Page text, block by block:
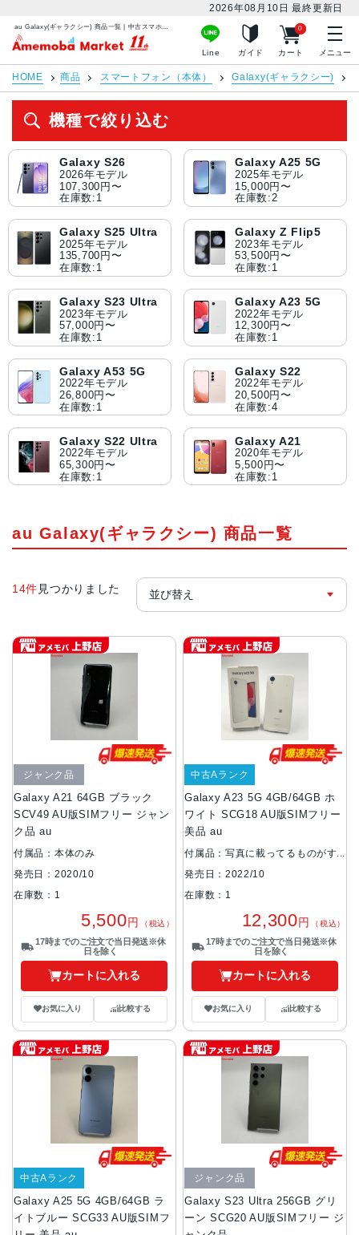
2026年08月10日 最終更新日
au Galaxy(ギャラクシー) 商品一覧 | 中古スマホ販売のアメモバマーケット
アメモバマーケット
Line ガイド カート
0
メニュー
HOME 商品 スマートフォン（本体） Galaxy(ギャラクシー)
機種で絞り込む
Galaxy S26
2026年モデル
107,300円〜
在庫数:1
Galaxy A25 5G
2025年モデル
15,000円〜
在庫数:2
Galaxy S25 Ultra
2025年モデル
135,700円〜
在庫数:1
Galaxy Z Flip5
2023年モデル
53,500円〜
在庫数:1
Galaxy S23 Ultra
2023年モデル
57,000円〜
在庫数:1
Galaxy A23 5G
2022年モデル
12,300円〜
在庫数:1
Galaxy A53 5G
2022年モデル
26,800円〜
在庫数:1
Galaxy S22
2022年モデル
20,500円〜
在庫数:4
Galaxy S22 Ultra
2022年モデル
65,300円〜
在庫数:1
Galaxy A21
2020年モデル
5,500円〜
在庫数:1
au Galaxy(ギャラクシー) 商品一覧
14件 見つかりました
Galaxy A21 64GB ブラック
SCV49 AU版SIMフリー ジャン
ク品 au
ジャンク品
付属品：本体のみ
発売日：2020/10
在庫数：1
5,500円 （税込）
17時までのご注文で当日発送※休
日を除く
カートに入れる
お気に入り 比較する
Galaxy A23 5G 4GB/64GB ホ
ワイト SCG18 AU版SIMフリー
美品 au
中古Aランク
付属品：写真に載ってるものがす
べてです
発売日：2022/10
在庫数：1
12,300円 （税込）
17時までのご注文で当日発送※休
日を除く
カートに入れる
お気に入り 比較する
Galaxy A25 5G 4GB/64GB ラ
イトブルー SCG33 AU版SIMフ
中古Aランク
Galaxy S23 Ultra 256GB グリ
ーン SCG20 AU版SIMフリー ジ
ジャンク品